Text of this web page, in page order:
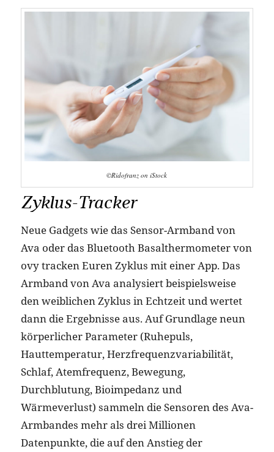
©Ridofranz on iStock
Zyklus-Tracker
Neue Gadgets wie das Sensor-Armband von
Ava oder das Bluetooth Basalthermometer von
ovy tracken Euren Zyklus mit einer App. Das
Armband von Ava analysiert beispielsweise
den weiblichen Zyklus in Echtzeit und wertet
dann die Ergebnisse aus. Auf Grundlage neun
körperlicher Parameter (Ruhepuls,
Hauttemperatur, Herzfrequenzvariabilität,
Schlaf, Atemfrequenz, Bewegung,
Durchblutung, Bioimpedanz und
Wärmeverlust) sammeln die Sensoren des Ava-
Armbandes mehr als drei Millionen
Datenpunkte, die auf den Anstieg der